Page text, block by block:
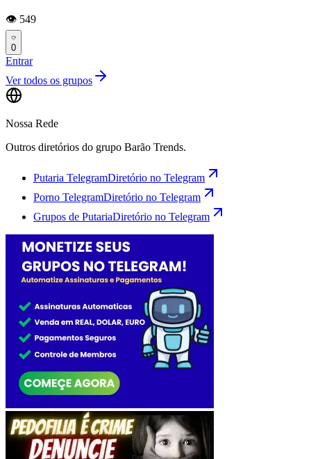
👁️ 549
0
Entrar
Ver todos os grupos
Nossa Rede
Outros diretórios do grupo Barão Trends.
Putaria TelegramDiretório no Telegram
Porno TelegramDiretório no Telegram
Grupos de PutariaDiretório no Telegram